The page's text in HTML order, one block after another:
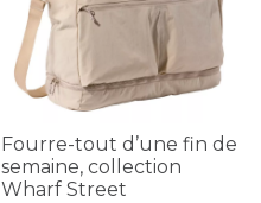
Fourre-tout d’une fin de
semaine, collection
Wharf Street